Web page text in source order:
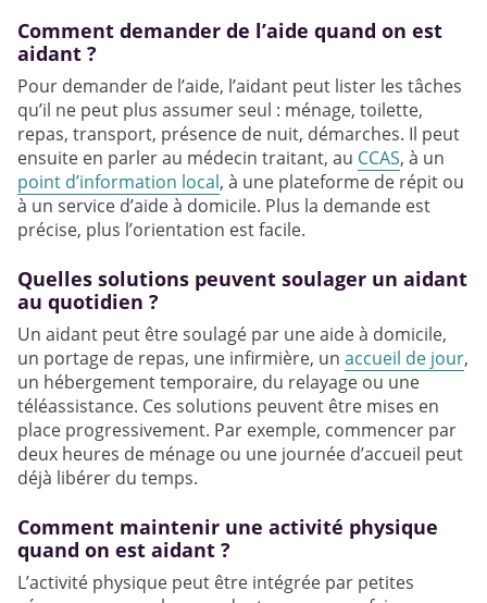
Comment demander de l’aide quand on est
aidant ?
Pour demander de l’aide, l’aidant peut lister les tâches
qu’il ne peut plus assumer seul : ménage, toilette,
repas, transport, présence de nuit, démarches. Il peut
ensuite en parler au médecin traitant, au CCAS, à un
point d’information local, à une plateforme de répit ou
à un service d’aide à domicile. Plus la demande est
précise, plus l’orientation est facile.
Quelles solutions peuvent soulager un aidant
au quotidien ?
Un aidant peut être soulagé par une aide à domicile,
un portage de repas, une infirmière, un accueil de jour,
un hébergement temporaire, du relayage ou une
téléassistance. Ces solutions peuvent être mises en
place progressivement. Par exemple, commencer par
deux heures de ménage ou une journée d’accueil peut
déjà libérer du temps.
Comment maintenir une activité physique
quand on est aidant ?
L’activité physique peut être intégrée par petites